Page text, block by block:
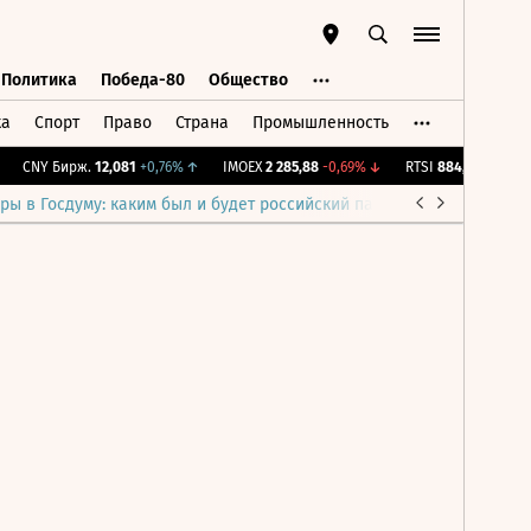
Политика Победа-80 Общество
Спорт Право Страна Промышленность
CNY Бирж. 12,081 +0,76%↑ IMOEX 2 285,88 -0,69%↓ RTSI 884,56
в Госдуму: каким был и будет российский парламент